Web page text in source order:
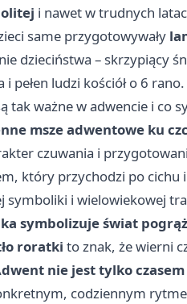
i nawet w trudnych
same przygotowywały
dzieciństwa – skrzypiący
i pełen ludzi kościół o 6 rano.
tak ważne w adwencie i co
msze adwentowe ku
czuwania i
który przychodzi po cichu
symboliki i wielowiekowej
symbolizuje świat
roratki to znak, że wierni
nie jest tylko
codziennym